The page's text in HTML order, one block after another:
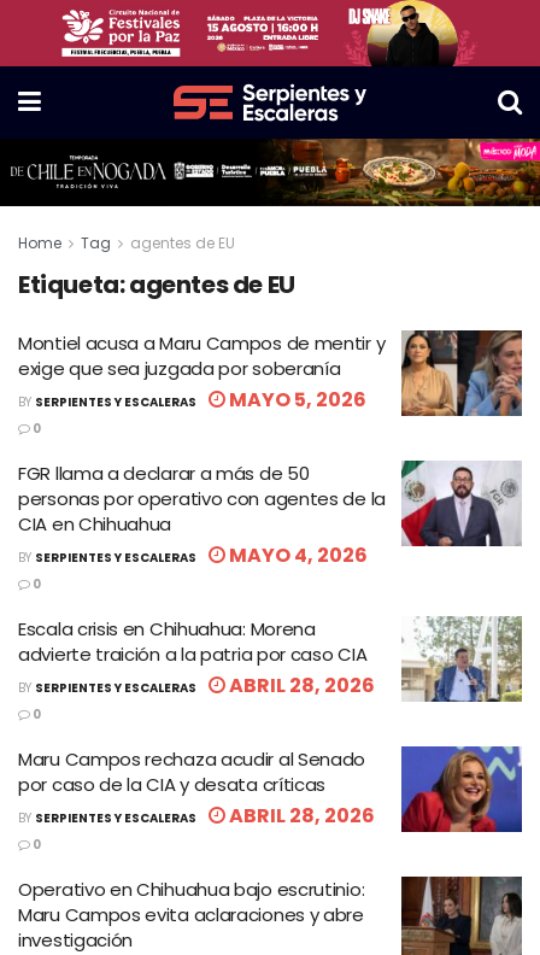
Home Tag agentes de EU
Etiqueta:agentes de EU
Montiel acusa a Maru Campos de mentir y
exige que sea juzgada por soberanía
BY SERPIENTES Y ESCALERAS MAYO 5, 2026
0
FGR llama a declarar a más de 50
personas por operativo con agentes de la
CIA en Chihuahua
BY SERPIENTES Y ESCALERAS MAYO 4, 2026
0
Escala crisis en Chihuahua: Morena
advierte traición a la patria por caso CIA
BY SERPIENTES Y ESCALERAS ABRIL 28, 2026
0
Maru Campos rechaza acudir al Senado
por caso de la CIA y desata críticas
BY SERPIENTES Y ESCALERAS ABRIL 28, 2026
0
Operativo en Chihuahua bajo escrutinio:
Maru Campos evita aclaraciones y abre
investigación